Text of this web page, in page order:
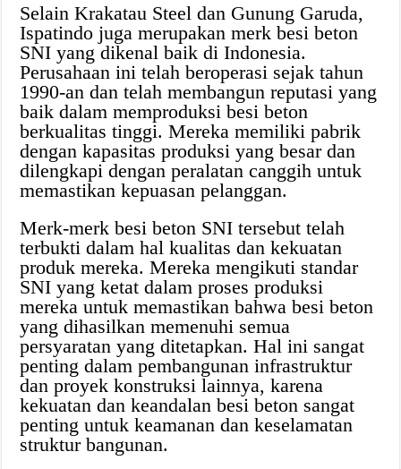
Selain Krakatau Steel dan Gunung Garuda,
Ispatindo juga merupakan merk besi beton
SNI yang dikenal baik di Indonesia.
Perusahaan ini telah beroperasi sejak tahun
1990-an dan telah membangun reputasi yang
baik dalam memproduksi besi beton
berkualitas tinggi. Mereka memiliki pabrik
dengan kapasitas produksi yang besar dan
dilengkapi dengan peralatan canggih untuk
memastikan kepuasan pelanggan.
Merk-merk besi beton SNI tersebut telah
terbukti dalam hal kualitas dan kekuatan
produk mereka. Mereka mengikuti standar
SNI yang ketat dalam proses produksi
mereka untuk memastikan bahwa besi beton
yang dihasilkan memenuhi semua
persyaratan yang ditetapkan. Hal ini sangat
penting dalam pembangunan infrastruktur
dan proyek konstruksi lainnya, karena
kekuatan dan keandalan besi beton sangat
penting untuk keamanan dan keselamatan
struktur bangunan.